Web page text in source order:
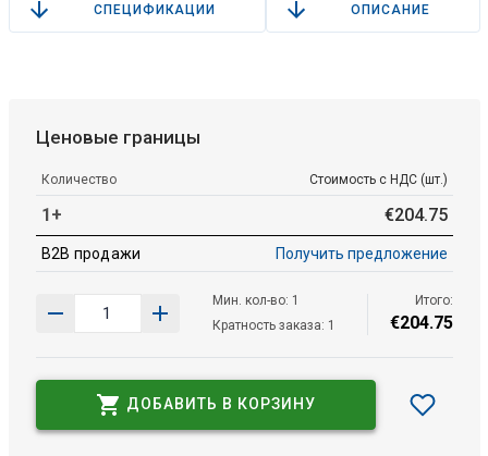
СПЕЦИФИКАЦИИ ОПИСАНИЕ
Ценовые границы
Количество Стоимость с НДС (шт.)
1+ €204.75
B2B продажи Получить предложение
Мин. кол-во: 1
Кратность заказа: 1
Итого:
€204.75
ДОБАВИТЬ В КОРЗИНУ